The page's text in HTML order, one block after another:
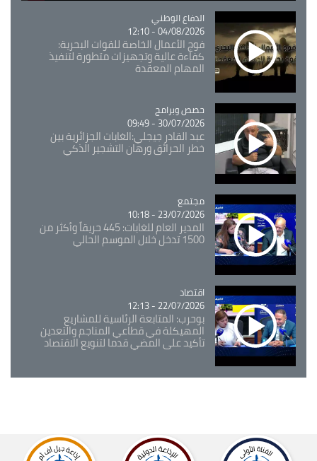
Catégorie
الدفاع الوطني
04/08/2026 - 12:10
فوج الأعمال الخاصة للقوات البحرية:
كفاءة عالية وتجهيزات متطورة لتنفيذ
المهام المعقدة
Catégorie
حصص وبرامج
30/07/2026 - 09:49
عبد القادر جيجلي:الغابات الجزائرية بين
خطر الحرائق ورهان التشجير الذكي
Catégorie
مجتمع
23/07/2026 - 10:18
المدير العام للغابات: 445 حريقاً وأكثر من
1500 تدخل خلال الموسم الحالي
Catégorie
اقتصاد
22/07/2026 - 12:13
بوحرب: المتابعة الرئاسية للمشاريع
المهيكلة في قطاعي المناجم والتعدين
تأكيد على المضي قدما لتنويع الاقتصاد